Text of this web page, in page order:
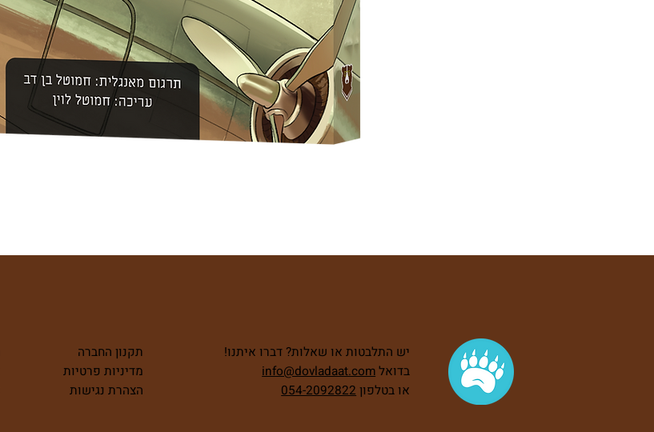
תקנון החברה
מדיניות פרטיות
הצהרת נגישות
יש התלבטות או שאלות? דברו איתנו!
בדואלinfo@dovladaat.com
או בטלפון 054-2092822